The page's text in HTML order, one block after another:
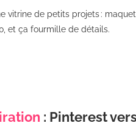
vitrine de petits projets :
et ça fourmille de détails.
: Pinterest